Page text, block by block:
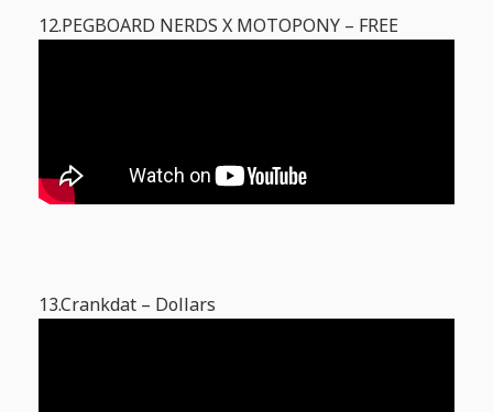
12.PEGBOARD NERDS X MOTOPONY – FREE
13.Crankdat – Dollars